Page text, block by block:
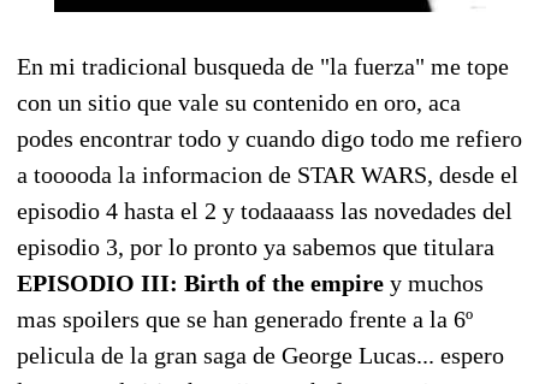
En mi tradicional busqueda de "la fuerza" me tope
con un sitio que vale su contenido en oro, aca
podes encontrar todo y cuando digo todo me refiero
a tooooda la informacion de STAR WARS, desde el
episodio 4 hasta el 2 y todaaaass las novedades del
episodio 3, por lo pronto ya sabemos que titulara
EPISODIO III: Birth of the empire y muchos
mas spoilers que se han generado frente a la 6º
pelicula de la gran saga de George Lucas... espero